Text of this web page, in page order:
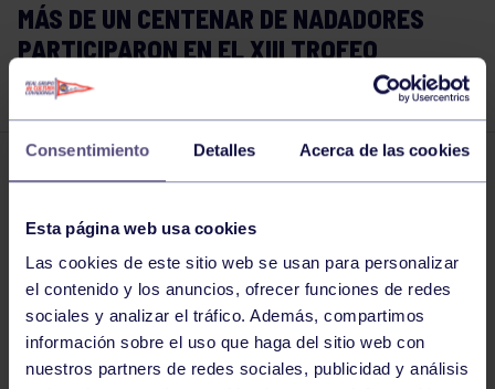
Consentimiento Detalles Acerca de las cookies
Esta página web usa cookies
Las cookies de este sitio web se usan para personalizar
el contenido y los anuncios, ofrecer funciones de redes
sociales y analizar el tráfico. Además, compartimos
información sobre el uso que haga del sitio web con
nuestros partners de redes sociales, publicidad y análisis
MÁS DE UN CENTENAR DE NADADORES
PARTICIPARON EN EL XIII TROFEO
SUPERACIÓN DE NATACIÓN
Natación 27 MAY 2019
Comparte